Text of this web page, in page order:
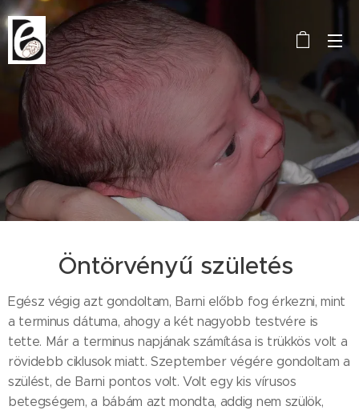
Öntörvényű születés
Egész végig azt gondoltam, Barni előbb fog érkezni, mint
a terminus dátuma, ahogy a két nagyobb testvére is
tette. Már a terminus napjának számítása is trükkös volt a
rövidebb ciklusok miatt. Szeptember végére gondoltam a
szülést, de Barni pontos volt. Volt egy kis vírusos
betegségem, a bábám azt mondta, addig nem szülök,